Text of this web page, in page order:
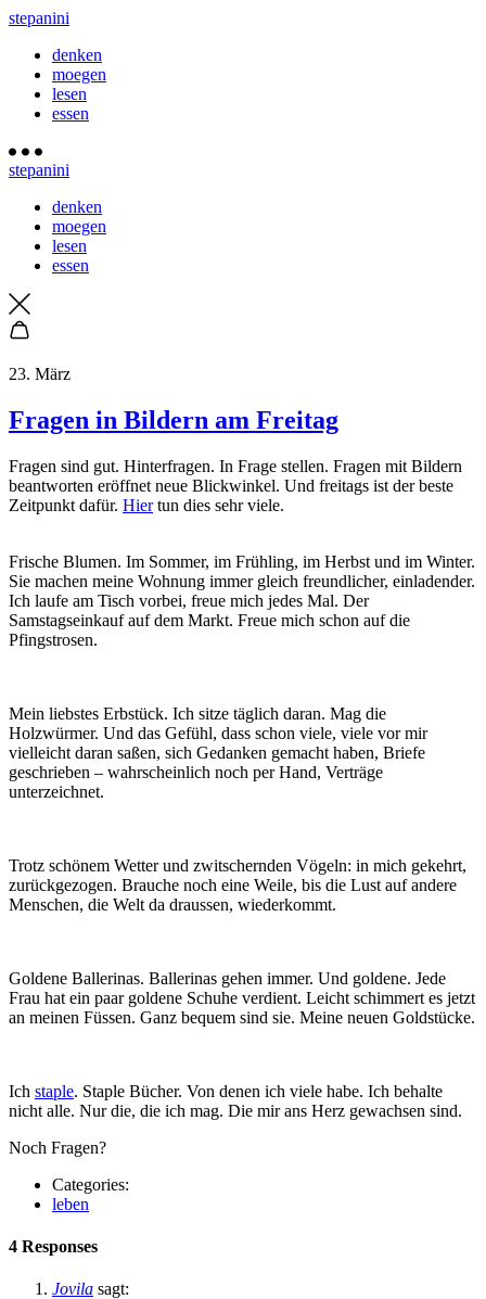
stepanini
denken
moegen
lesen
essen
stepanini
denken
moegen
lesen
essen
23. März
Fragen in Bildern am Freitag
Fragen sind gut. Hinterfragen. In Frage stellen. Fragen mit Bildern
beantworten eröffnet neue Blickwinkel. Und freitags ist der beste
Zeitpunkt dafür. Hiertun dies sehr viele.
Frische Blumen. Im Sommer, im Frühling, im Herbst und im Winter.
Sie machen meine Wohnung immer gleich freundlicher, einladender.
Ich laufe am Tisch vorbei, freue mich jedes Mal. Der
Samstagseinkauf auf dem Markt. Freue mich schon auf die
Pfingstrosen.
Mein liebstes Erbstück. Ich sitze täglich daran. Mag die
Holzwürmer. Und das Gefühl, dass schon viele, viele vor mir
vielleicht daran saßen, sich Gedanken gemacht haben, Briefe
geschrieben – wahrscheinlich noch per Hand, Verträge
unterzeichnet.
Trotz schönem Wetter und zwitschernden Vögeln: in mich gekehrt,
zurückgezogen. Brauche noch eine Weile, bis die Lust auf andere
Menschen, die Welt da draussen, wiederkommt.
Goldene Ballerinas. Ballerinas gehen immer. Und goldene. Jede
Frau hat ein paar goldene Schuhe verdient. Leicht schimmert es jetzt
an meinen Füssen. Ganz bequem sind sie. Meine neuen Goldstücke.
Ich staple. Staple Bücher. Von denen ich viele habe. Ich behalte
nicht alle. Nur die, die ich mag. Die mir ans Herz gewachsen sind.
Noch Fragen?
Categories:
leben
4 Responses
Jovila sagt: